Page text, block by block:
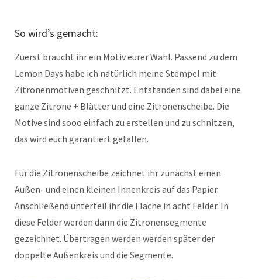
So wird’s gemacht:
Zuerst braucht ihr ein Motiv eurer Wahl. Passend zu dem
Lemon Days habe ich natürlich meine Stempel mit
Zitronenmotiven geschnitzt. Entstanden sind dabei eine
ganze Zitrone + Blätter und eine Zitronenscheibe. Die
Motive sind sooo einfach zu erstellen und zu schnitzen,
das wird euch garantiert gefallen.
Für die Zitronenscheibe zeichnet ihr zunächst einen
Außen- und einen kleinen Innenkreis auf das Papier.
Anschließend unterteil ihr die Fläche in acht Felder. In
diese Felder werden dann die Zitronensegmente
gezeichnet. Übertragen werden werden später der
doppelte Außenkreis und die Segmente.